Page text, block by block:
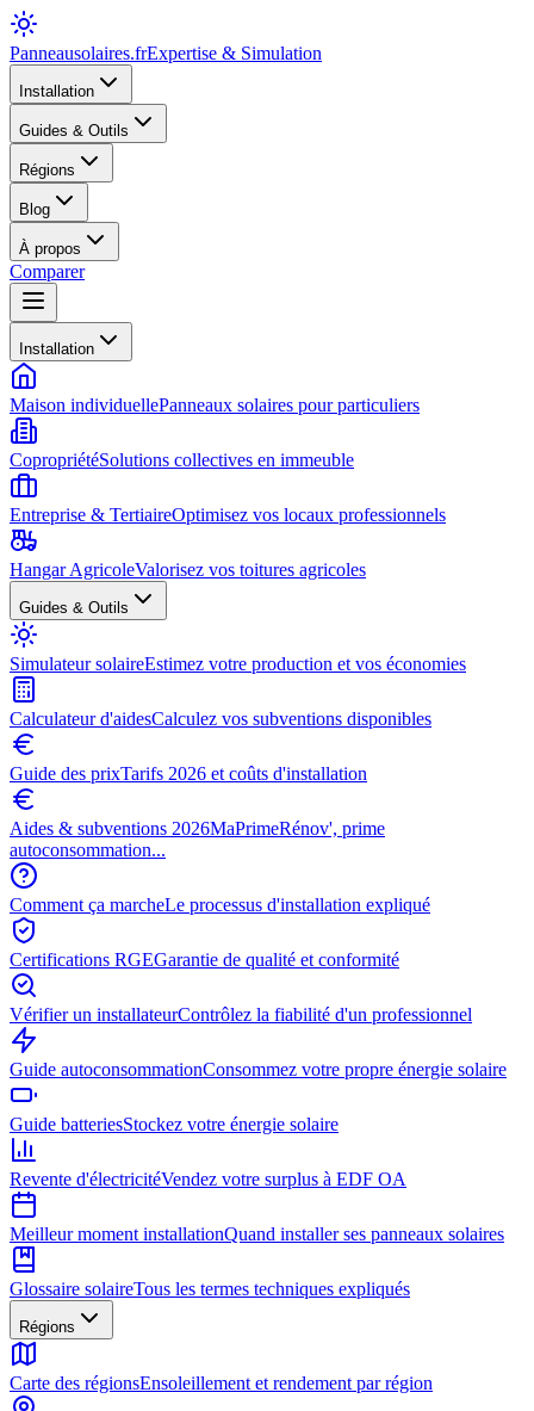
Panneausolaires.frExpertise & Simulation
Installation
Guides & Outils
Régions
Blog
À propos
Comparer
Installation
Maison individuellePanneaux solaires pour particuliers
CopropriétéSolutions collectives en immeuble
Entreprise & TertiaireOptimisez vos locaux professionnels
Hangar AgricoleValorisez vos toitures agricoles
Guides & Outils
Simulateur solaireEstimez votre production et vos économies
Calculateur d'aidesCalculez vos subventions disponibles
Guide des prixTarifs 2026 et coûts d'installation
Aides & subventions 2026MaPrimeRénov', prime
autoconsommation...
Comment ça marcheLe processus d'installation expliqué
Certifications RGEGarantie de qualité et conformité
Vérifier un installateurContrôlez la fiabilité d'un professionnel
Guide autoconsommationConsommez votre propre énergie solaire
Guide batteriesStockez votre énergie solaire
Revente d'électricitéVendez votre surplus à EDF OA
Meilleur moment installationQuand installer ses panneaux solaires
Glossaire solaireTous les termes techniques expliqués
Régions
Carte des régionsEnsoleillement et rendement par région